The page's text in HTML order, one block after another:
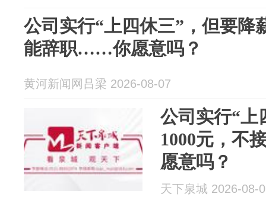
公司实行“上四休三”，但要降
能辞职……你愿意吗？
黄河新闻网吕梁 2026-08-07
公司实行“上
1000元，不
愿意吗？
天下泉城 2026-08-